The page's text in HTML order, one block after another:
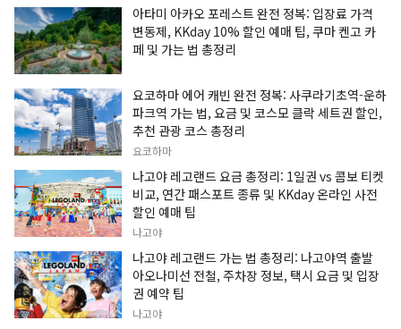
아타미 아카오 포레스트 완전 정복: 입장료 가격
변동제, KKday 10% 할인 예매 팁, 쿠마 켄고 카
페 및 가는 법 총정리
요코하마 에어 캐빈 완전 정복: 사쿠라기초역-운하
파크역 가는 법, 요금 및 코스모 클락 세트권 할인,
추천 관광 코스 총정리
요코하마
나고야 레고랜드 요금 총정리: 1일권 vs 콤보 티켓
비교, 연간 패스포트 종류 및 KKday 온라인 사전
할인 예매 팁
나고야
나고야 레고랜드 가는 법 총정리: 나고야역 출발
아오나미선 전철, 주차장 정보, 택시 요금 및 입장
권 예약 팁
나고야